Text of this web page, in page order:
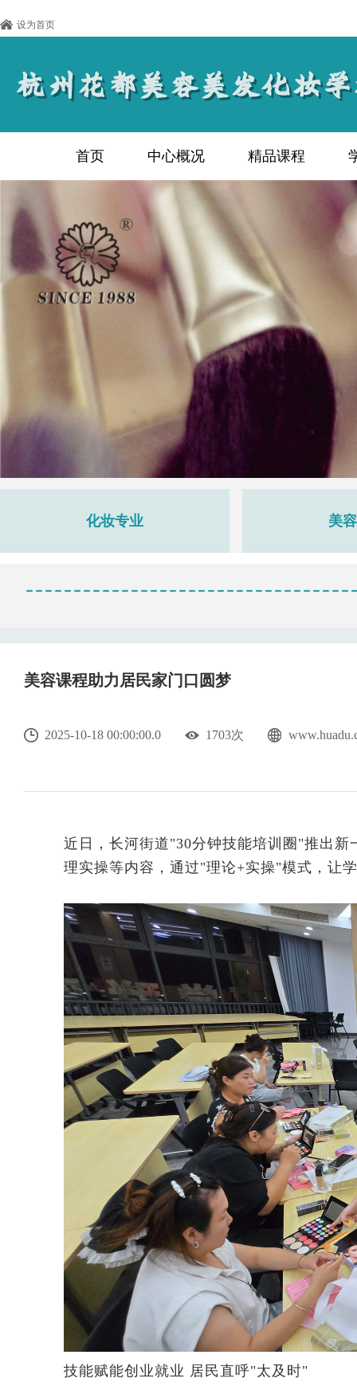
设为首页
首页 中心概况 精品课程
化妆专业 美
美容课程助力居民家门口圆梦
2025-10-18 00:00:00.0 1703次
近日，长河街道"30分钟技能培训圈"推出
理实操等内容，通过"理论+实操"模式，让
技能赋能创业就业 居民直呼"太及时"